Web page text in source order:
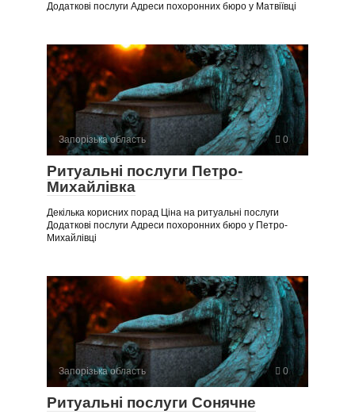
Додаткові послуги Адреси похоронних бюро у Матвіївці
Запорізька область 0
Ритуальні послуги Петро-
Михайлівка
Декілька корисних порад Ціна на ритуальні послуги
Додаткові послуги Адреси похоронних бюро у Петро-
Михайлівці
Запорізька область 0
Ритуальні послуги Сонячне